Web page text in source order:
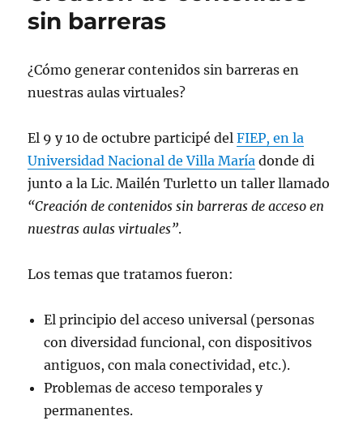
sin barreras
¿Cómo generar contenidos sin barreras en
nuestras aulas virtuales?
El 9 y 10 de octubre participé delFIEP, en la
Universidad Nacional de Villa María donde di
junto a la Lic. Mailén Turletto un taller llamado
“Creación de contenidos sin barreras de acceso en
nuestras aulas virtuales”.
Los temas que tratamos fueron:
El principio del acceso universal (personas
con diversidad funcional, con dispositivos
antiguos, con mala conectividad, etc.).
Problemas de acceso temporales y
permanentes.